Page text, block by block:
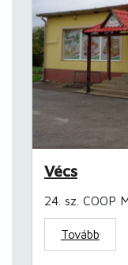
Vécs
24. sz. COOP
Tovább